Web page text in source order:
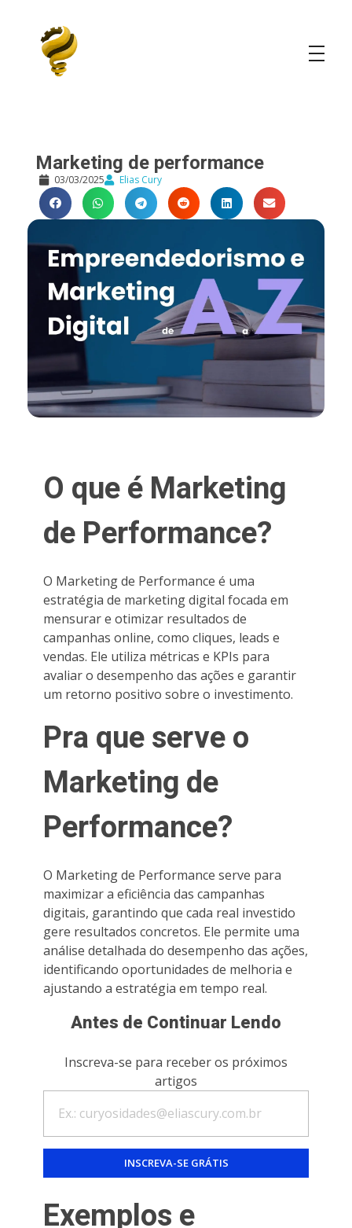
Marketing de performance
03/03/2025 Elias Cury
O que é Marketing
de Performance?
O Marketing de Performance é uma
estratégia de marketing digital focada em
mensurar e otimizar resultados de
campanhas online, como cliques, leads e
vendas. Ele utiliza métricas e KPIs para
avaliar o desempenho das ações e garantir
um retorno positivo sobre o investimento.
Pra que serve o
Marketing de
Performance?
O Marketing de Performance serve para
maximizar a eficiência das campanhas
digitais, garantindo que cada real investido
gere resultados concretos. Ele permite uma
análise detalhada do desempenho das ações,
identificando oportunidades de melhoria e
ajustando a estratégia em tempo real.
Antes de Continuar Lendo
Inscreva-se para receber os próximos
artigos
Exemplos e